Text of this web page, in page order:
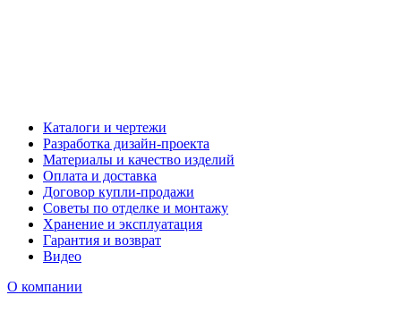
Каталоги и чертежи
Разработка дизайн-проекта
Материалы и качество изделий
Оплата и доставка
Договор купли-продажи
Советы по отделке и монтажу
Хранение и эксплуатация
Гарантия и возврат
Видео
О компании